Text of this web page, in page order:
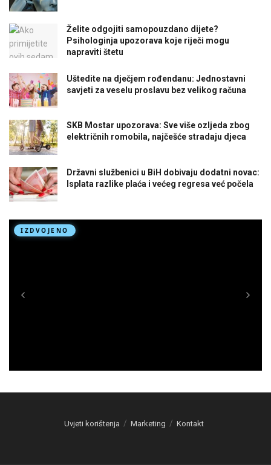
Želite odgojiti samopouzdano dijete?
Psihologinja upozorava koje riječi mogu
napraviti štetu
Uštedite na dječjem rođendanu: Jednostavni
savjeti za veselu proslavu bez velikog računa
SKB Mostar upozorava: Sve više ozljeda zbog
električnih romobila, najčešće stradaju djeca
Državni službenici u BiH dobivaju dodatni novac:
Isplata razlike plaća i većeg regresa već počela
Uvjeti korištenja Marketing Kontakt